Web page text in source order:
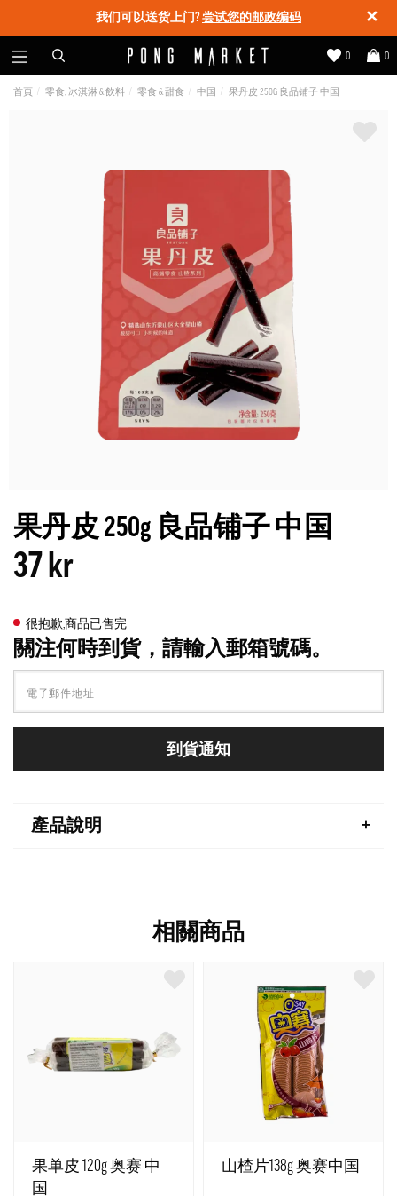
✕
我们可以送货上门?尝试您的邮政编码
0
0
首頁 零食, 冰淇淋 & 飲料 零食 & 甜食 中国 果丹皮 250G 良品铺子 中国
果丹皮 250g 良品铺子 中国
37 kr
很抱歉,商品已售完
關注何時到貨，請輸入郵箱號碼。
到貨通知
產品說明
相關商品
果单皮 120g 奥赛 中
国
山楂片138g 奥赛中国